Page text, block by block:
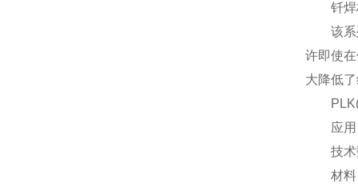
钎焊
该系列
许即使
大降低
PLK(
应用：
技术数
材料：